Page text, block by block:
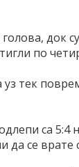
док
по
уз тек
са 5:4
се врате